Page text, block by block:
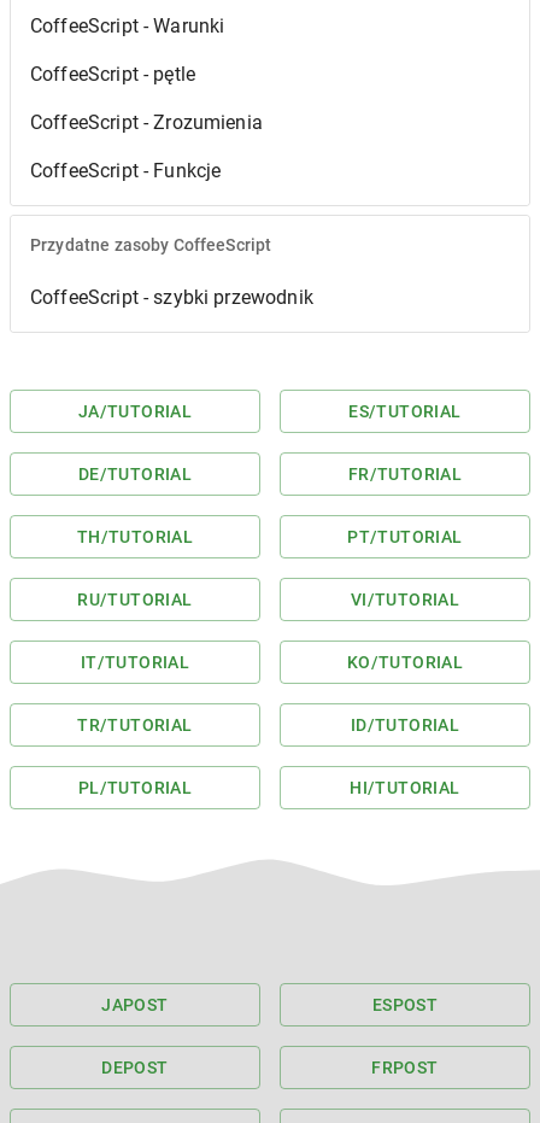
CoffeeScript - Warunki
CoffeeScript - pętle
CoffeeScript - Zrozumienia
CoffeeScript - Funkcje
Przydatne zasoby CoffeeScript
CoffeeScript - szybki przewodnik
JA/TUTORIAL ES/TUTORIAL
DE/TUTORIAL FR/TUTORIAL
TH/TUTORIAL PT/TUTORIAL
RU/TUTORIAL VI/TUTORIAL
IT/TUTORIAL KO/TUTORIAL
TR/TUTORIAL ID/TUTORIAL
PL/TUTORIAL HI/TUTORIAL
JAPOST ESPOST
DEPOST FRPOST